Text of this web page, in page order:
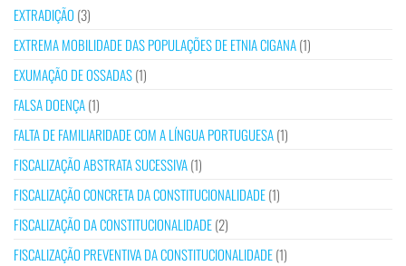
EXTRADIÇÃO (3)
EXTREMA MOBILIDADE DAS POPULAÇÕES DE ETNIA CIGANA(1)
EXUMAÇÃO DE OSSADAS(1)
FALSA DOENÇA(1)
FALTA DE FAMILIARIDADE COM A LÍNGUA PORTUGUESA(1)
FISCALIZAÇÃO ABSTRATA SUCESSIVA(1)
FISCALIZAÇÃO CONCRETA DA CONSTITUCIONALIDADE(1)
FISCALIZAÇÃO DA CONSTITUCIONALIDADE(2)
FISCALIZAÇÃO PREVENTIVA DA CONSTITUCIONALIDADE(1)